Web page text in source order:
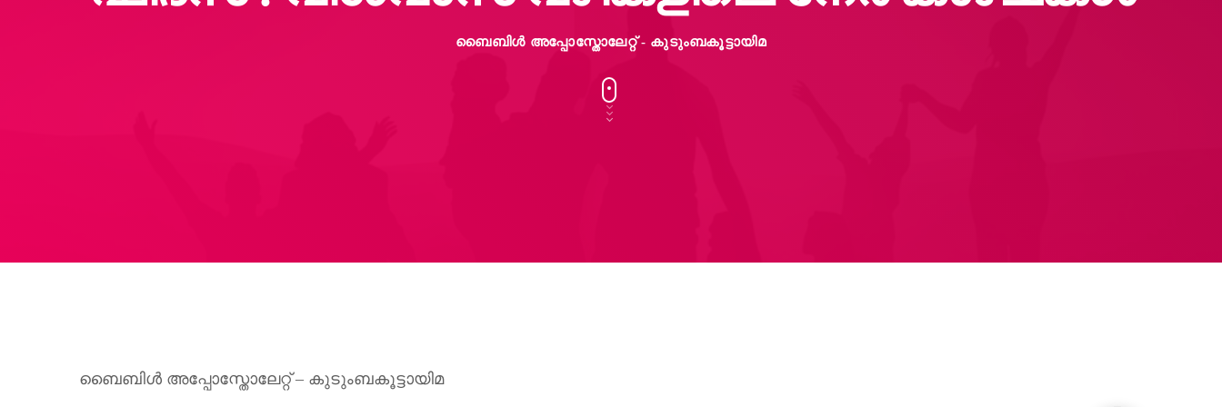
ബൈബിൾ അപ്പോസ്തോലേറ്റ് - കുടുംബകൂട്ടായിമ
ബൈബിൾ അപ്പോസ്തോലേറ്റ് – കുടുംബകൂട്ടായിമ